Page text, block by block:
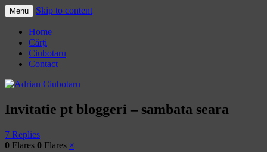
Adrian Ciubotaru
Menu Skip to content
Home
Cărți
Ciubotaru
Contact
Invitatie pt bloggeri – sambata seara
7 Replies
0 Flares 0 Flares ×